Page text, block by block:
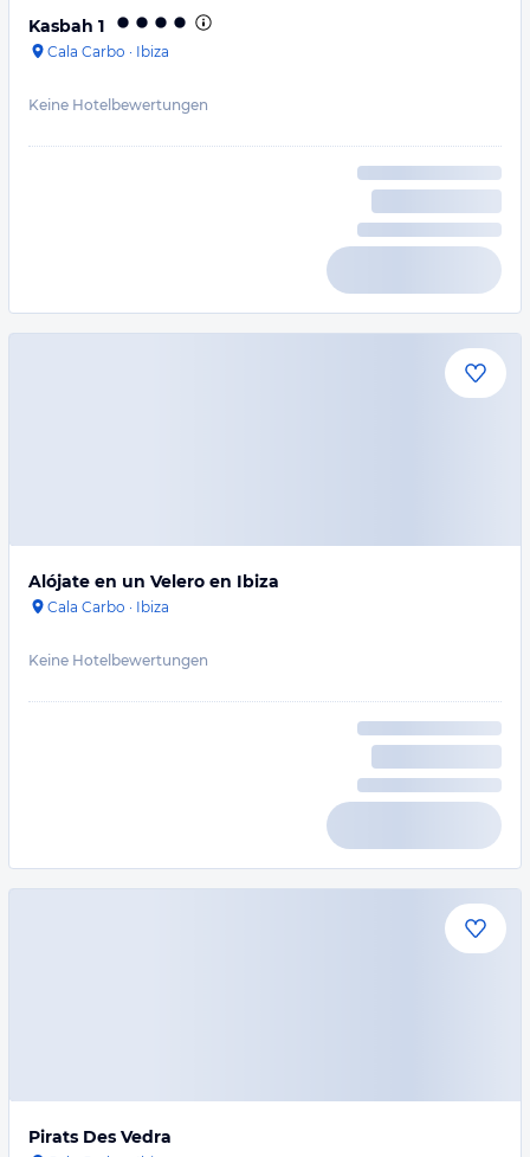
Kasbah 1
Cala Carbo · Ibiza
Keine Hotelbewertungen
Alójate en un Velero en Ibiza
Cala Carbo · Ibiza
Keine Hotelbewertungen
Pirats Des Vedra